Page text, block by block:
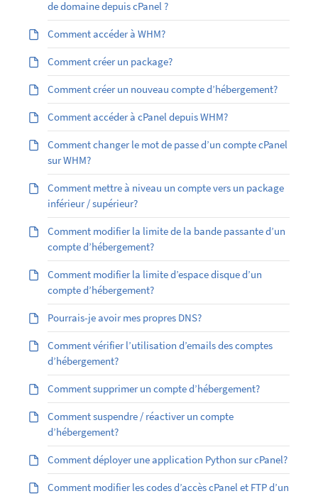
de domaine depuis cPanel ?
Comment accéder à WHM?
Comment créer un package?
Comment créer un nouveau compte d’hébergement?
Comment accéder à cPanel depuis WHM?
Comment changer le mot de passe d’un compte cPanel
sur WHM?
Comment mettre à niveau un compte vers un package
inférieur / supérieur?
Comment modifier la limite de la bande passante d’un
compte d’hébergement?
Comment modifier la limite d’espace disque d’un
compte d’hébergement?
Pourrais-je avoir mes propres DNS?
Comment vérifier l’utilisation d’emails des comptes
d’hébergement?
Comment supprimer un compte d’hébergement?
Comment suspendre / réactiver un compte
d’hébergement?
Comment déployer une application Python sur cPanel?
Comment modifier les codes d’accès cPanel et FTP d’un